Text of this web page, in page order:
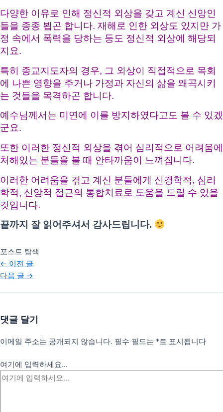
다양한 이유로 인해 정신적 외상을 갖고 계신 신앙인
들을 종종 뵙곤 합니다. 재해로 인한 외상도 있지만 가
정 속에서 폭력을 당하는 등도 정신적 외상에 해당되
지요.
특히 종교지도자의 경우, 그 외상이 직접적으로 목회
에 나쁜 영향을 주거나 가정과 자신의 삶을 왜곡시키
는 것들을 목격하곤 합니다.
예수님께서는 미연에 이를 방지하였다고도 볼 수 있겠
군요.
또한 이러한 정신적 외상을 겪어 심리적으로 어려움에
처해있는 분들을 볼 때 안타까움이 느껴집니다.
이러한 어려움을 겪고 계신 분들에게 신경학적, 심리
학적, 신앙적 접근의 통합치료로 도움을 드릴 수 있을
것입니다.
끝까지 잘 읽어주셔서 감사드립니다.
포스트 탐색
← 이전 글
다음 글 →
댓글 달기
이메일 주소는 공개되지 않습니다. 필수 필드는 *로 표시됩니다
여기에 입력하세요...